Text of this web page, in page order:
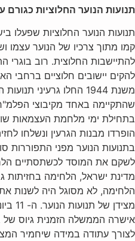
תנועות הנוער החלוציות
תנועות הנוער החלוציות שפעלו
קמו מתוך צרכיו של הנוער עצמו
להתיישבות החלוצית. רוב בוגרי
להקים יישובים חלוציים ברחבי
משנת 1944 החלו
שהתקיימה באחד מקיבוצי
בתחילת ימי מלחמת העצמאות
הופרדו מבנות הגרעין ונשלחו
בתנועות הנוער מפני התפוררות
לשקם את המוסד לכשתסתיים
מדינת ישראל, הלחימה
הלחימה, לא מסוגל היה לשנות
לצורך עתודה במידה שיחמיר